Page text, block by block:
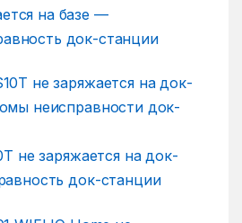
на базе —
док-станции
не заряжается на док-
док-станции